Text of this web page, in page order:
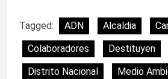
Tagged: ADN Alcaldia
Colaboradores
Destituyen
Distrito Nacional
Medio